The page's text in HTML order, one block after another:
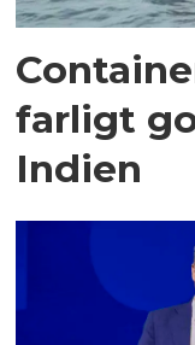
farligt
Indien